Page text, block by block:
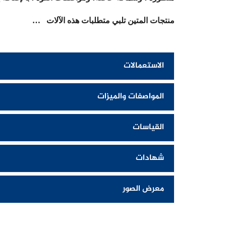
منتجات المتين تلبي متطلبات هذه الآلات …
الاستعمالات
المواصفات والميزات
القياسات
شهادات
معرض الصور